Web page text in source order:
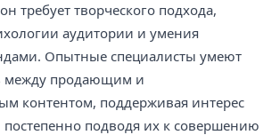
требует творческого подхода,
аудитории и умения
Опытные специалисты умеют
между продающим и
контентом, поддерживая интерес
подводя их к совершению